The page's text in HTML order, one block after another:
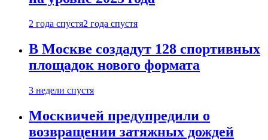
2 года спустя2 года спустя
В Москве создадут 128 спортивных
площадок нового формата
3 недели спустя
Москвичей предупредили о
возвращении затяжных дождей